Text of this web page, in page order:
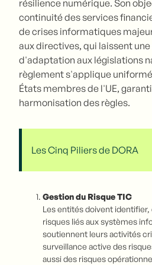
résilience numérique. Son
continuité des services
de crises informatiques
aux directives, qui laissent
d'adaptation aux législations
règlement s'applique
États membres de l'UE,
harmonisation des règles.
Les Cinq Piliers de DORA
Gestion du Risque TIC
Les entités doivent
risques liés aux systèmes
soutiennent leurs activités
surveillance active des
aussi des risques